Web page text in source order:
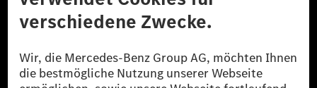
reduzierte CO₂-Emissionen bei der Mercedes-Benz Group durch
zertifizierte Ausgleichsprojekte kompensiert werden.